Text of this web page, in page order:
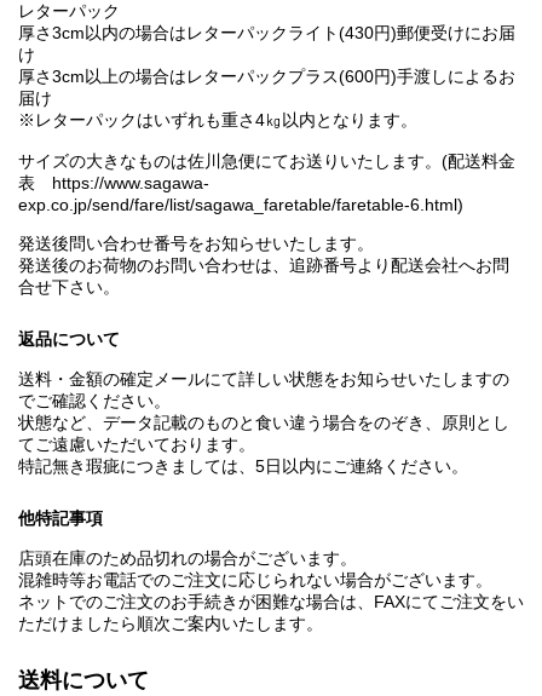
レターパック
厚さ3cm以内の場合はレターパックライト(430円)郵便受けにお届
け
厚さ3cm以上の場合はレターパックプラス(600円)手渡しによるお
届け
※レターパックはいずれも重さ4㎏以内となります。
サイズの大きなものは佐川急便にてお送りいたします。(配送料金
表 https://www.sagawa-
exp.co.jp/send/fare/list/sagawa_faretable/faretable-6.html)
発送後問い合わせ番号をお知らせいたします。
発送後のお荷物のお問い合わせは、追跡番号より配送会社へお問
合せ下さい。
返品について
送料・金額の確定メールにて詳しい状態をお知らせいたしますの
でご確認ください。
状態など、データ記載のものと食い違う場合をのぞき、原則とし
てご遠慮いただいております。
特記無き瑕疵につきましては、5日以内にご連絡ください。
他特記事項
店頭在庫のため品切れの場合がございます。
混雑時等お電話でのご注文に応じられない場合がございます。
ネットでのご注文のお手続きが困難な場合は、FAXにてご注文をい
ただけましたら順次ご案内いたします。
送料について